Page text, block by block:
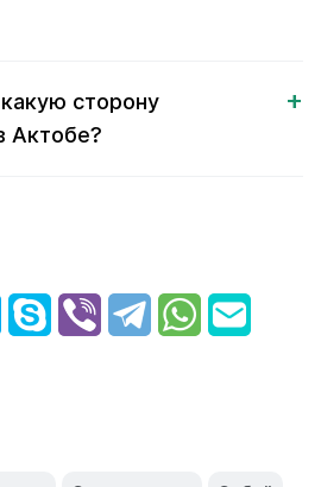
сторону
Актобе?